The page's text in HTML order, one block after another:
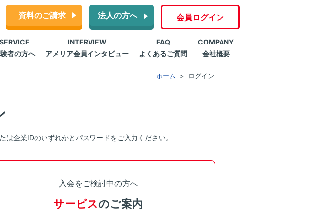
資料のご請求 法人の方へ 会員ログイン
SERVICE
者の方へ
INTERVIEW
アメリア会員インタビュー
FAQ
よくあるご質問
COMPANY
会社概要
ホーム ログイン
企業IDのいずれかとパスワードをご入力ください。
入会をご検討中の方へ
サービスのご案内